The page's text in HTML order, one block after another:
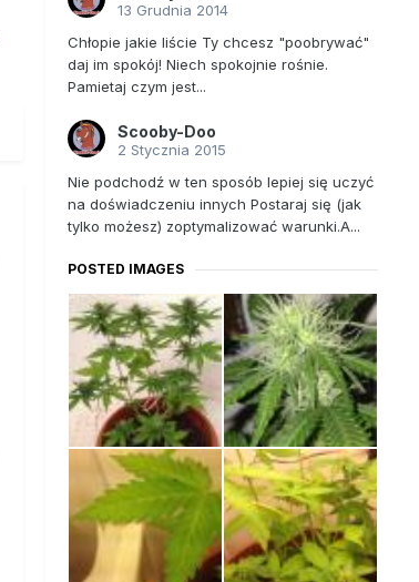
13 Grudnia 2014
Chłopie jakie liście Ty chcesz "poobrywać"
daj im spokój! Niech spokojnie rośnie.
Pamietaj czym jest...
Scooby-Doo
2 Stycznia 2015
Nie podchodź w ten sposób lepiej się uczyć
na doświadczeniu innych Postaraj się (jak
tylko możesz) zoptymalizować warunki.A...
POSTED IMAGES